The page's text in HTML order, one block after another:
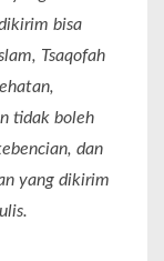
bisa
Tsaqofah
tidak boleh
dan
yang dikirim